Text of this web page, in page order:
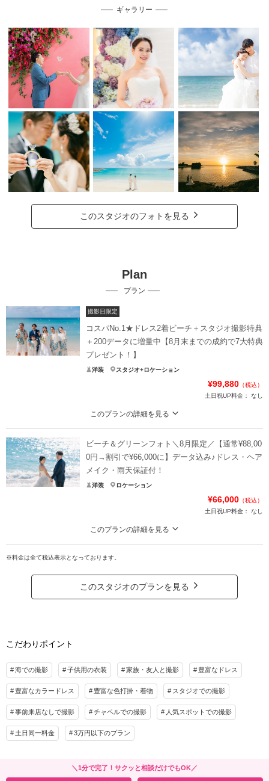
ギャラリー
このスタジオのフォトを見る
Plan
プラン
撮影日限定
コスパNo.1★ドレス2着ビーチ＋スタジオ撮影特典
＋200データに増量中【8月末までの成約で7大特典
プレゼント！】
洋装 スタジオ+ロケーション
¥99,880 （税込）
土日祝UP料金：
なし
このプランの詳細を見る
ドレス2着＋スタジオ撮影＋200データのプランが10万円以下♩アテンド＆雨天
補償も付いた安心のプランです♩
いまだけ【7大特典プレゼント】
1.ドレス1着追加
2.データ100枚追加
6.アップグレードブーケ無料
など超充実特典！
プラン詳細
衣装追加
その他含むもの
ビーチ申請料金、写真補正(色調整)、アテンド、■7大特典1.ドレス1着追加 2.撮影デ
ータ増量 3.グリーンロケ撮影 4.スタジオ1シーン撮影5.アップグレードアクセサリー
6.アップグレードブーケ 7.ブーケレンタル２つ目
ビーチ＆グリーンフォト＼8月限定／【通常¥88,00
0円→割引で¥66,000に】データ込み♪ドレス・ヘア
メイク・雨天保証付！
洋装 ロケーション
¥66,000 （税込）
土日祝UP料金：
なし
このプランの詳細を見る
100データ付、充実のプランが10万円以下♩ビーチとグリーンで沖縄らしい景
色と撮影。アテンド＆雨天補償も付いた安心のプランです♩
7大特典で期間限定割引価格、データ追加、グリーンロケ撮影プレゼント、アッ
プグレードアクセサリー無料、アップグレードブーケ無料、ドローンフォト撮
撮影料
着付け ヘアメイク 小物一式
アルバム データ 100カット 台紙付写真
衣装追加 会食 挙式
家族と撮影 家族用衣装レンタル ペットと撮影
その他含むもの
シューズ各1点,撮影代,ビーチ申請料金,写真補正(色調整),アテンド,雨天補償
※料金は全て税込表示となっております。
このスタジオのプランを見る
こだわりポイント
海での撮影 子供用の衣装 家族・友人と撮影 豊富なドレス
豊富なカラードレス 豊富な色打掛・着物 スタジオでの撮影
事前来店なしで撮影 チャペルでの撮影 人気スポットでの撮影
土日同一料金 3万円以下のプラン
＼1分で完了！サクッと相談だけでもOK／